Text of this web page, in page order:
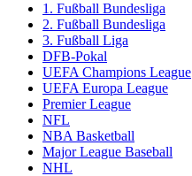
1. Fußball Bundesliga
2. Fußball Bundesliga
3. Fußball Liga
DFB-Pokal
UEFA Champions League
UEFA Europa League
Premier League
NFL
NBA Basketball
Major League Baseball
NHL